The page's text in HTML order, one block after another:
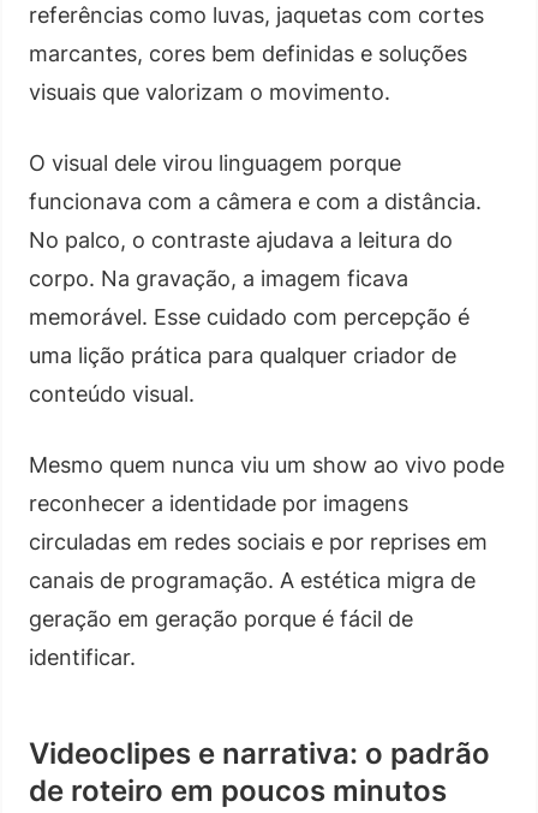
referências como luvas, jaquetas com cortes
marcantes, cores bem definidas e soluções
visuais que valorizam o movimento.
O visual dele virou linguagem porque
funcionava com a câmera e com a distância.
No palco, o contraste ajudava a leitura do
corpo. Na gravação, a imagem ficava
memorável. Esse cuidado com percepção é
uma lição prática para qualquer criador de
conteúdo visual.
Mesmo quem nunca viu um show ao vivo pode
reconhecer a identidade por imagens
circuladas em redes sociais e por reprises em
canais de programação. A estética migra de
geração em geração porque é fácil de
identificar.
Videoclipes e narrativa: o padrão
de roteiro em poucos minutos